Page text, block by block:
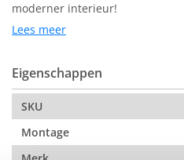
moderner interieur!
62 x 54 x 92 cm (b x d x h)
Zitdiepte: 44 cm
Zithoogte: 50 cm
Breedte zitting: 62 cm
Lees meer
Eigenschappen
SKU
Montage